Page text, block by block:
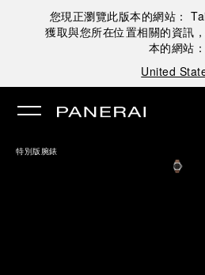
您現正瀏覽此版本的網站：
獲取與您所在位置相關的資訊
本的網站：
United
特別版腕錶